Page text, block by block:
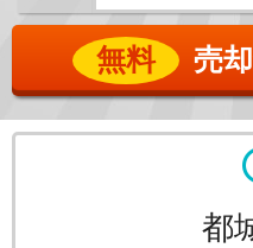
無料 売
都